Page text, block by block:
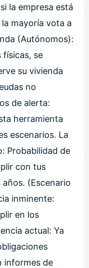
la empresa está
mayoría vota a
(Autónomos):
físicas, se
su vivienda
no
de alerta:
herramienta
escenarios. La
Probabilidad de
con tus
(Escenario
inminente:
en los
actual: Ya
informes de